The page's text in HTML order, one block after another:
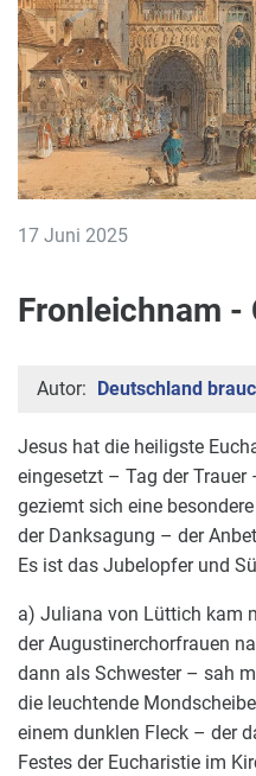
17 Juni 2025
Fronleichnam -
Autor: Deutschland
Jesus hat die heiligste
eingesetzt – Tag der Trauer
geziemt sich eine
der Danksagung – der
Es ist das Jubelopfer und
a) Juliana von Lüttich kam
der Augustinerchorfrauen
dann als Schwester – sah
die leuchtende
einem dunklen Fleck – der
Festes der Eucharistie im